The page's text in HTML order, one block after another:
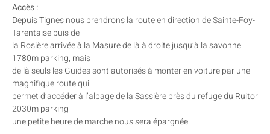
Accès :
Depuis Tignes nous prendrons la route en direction de Sainte-Foy-
Tarentaise puis de
la Rosière arrivée à la Masure de là à droite jusqu’à la savonne
1780m parking, mais
de là seuls les Guides sont autorisés à monter en voiture par une
magnifique route qui
permet d’accéder à l’alpage de la Sassière près du refuge du Ruitor
2030m parking
une petite heure de marche nous sera épargnée.